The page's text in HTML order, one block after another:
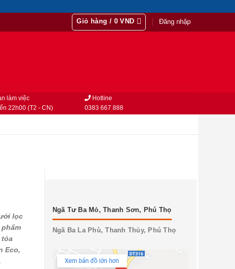
Giỏ hàng / 0VND Đăng nhập
làm việc
22h00 (T2 - CN)
Hotline
0383 667 888
Ngã Tư Ba Mỏ, Thanh Sơn, Phú Thọ
Ngã Ba La Phù, Thanh Thủy, Phú Thọ
lọc
Eco,